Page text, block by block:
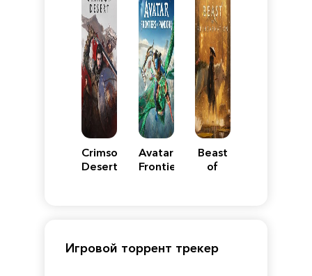
Crimson
Desert
Avatar:
Frontiers
Beast
of
Игровой торрент трекер